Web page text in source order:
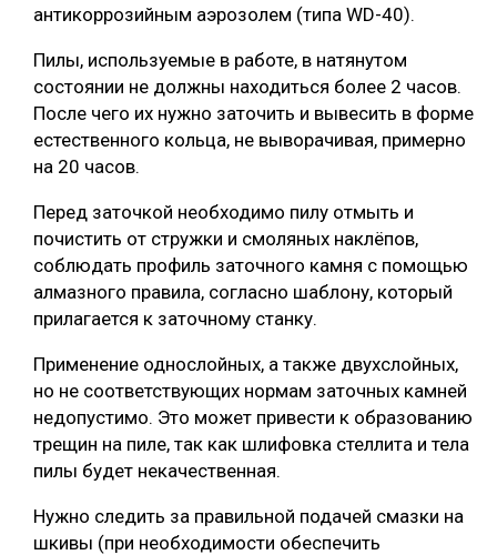
антикоррозийным аэрозолем (типа WD-40).
Пилы, используемые в работе, в натянутом
состоянии не должны находиться более 2 часов.
После чего их нужно заточить и вывесить в форме
естественного кольца, не выворачивая, примерно
на 20 часов.
Перед заточкой необходимо пилу отмыть и
почистить от стружки и смоляных наклёпов,
соблюдать профиль заточного камня с помощью
алмазного правила, согласно шаблону, который
прилагается к заточному станку.
Применение однослойных, а также двухслойных,
но не соответствующих нормам заточных камней
недопустимо. Это может привести к образованию
трещин на пиле, так как шлифовка стеллита и тела
пилы будет некачественная.
Нужно следить за правильной подачей смазки на
шкивы (при необходимости обеспечить